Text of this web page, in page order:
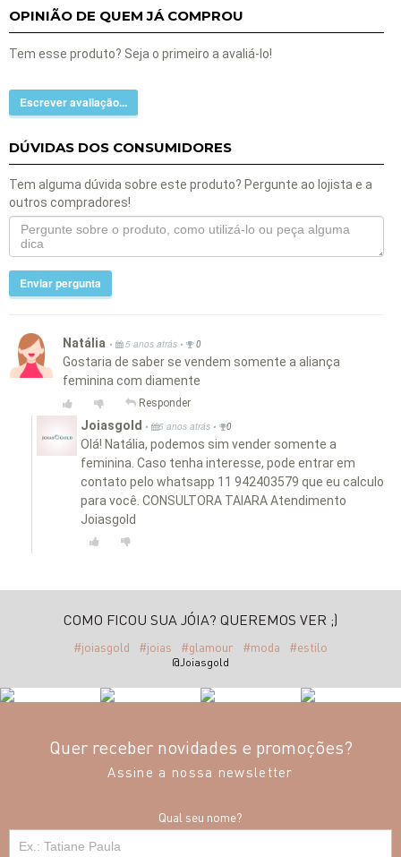
OPINIÃO DE QUEM JÁ COMPROU
Tem esse produto? Seja o primeiro a avaliá-lo!
Escrever avaliação...
DÚVIDAS DOS CONSUMIDORES
Tem alguma dúvida sobre este produto? Pergunte ao lojista e a
outros compradores!
Enviar pergunta
Natália • 5 anos atrás • 0
Gostaria de saber se vendem somente a aliança
feminina com diamente
Responder
Joiasgold • 5 anos atrás • 0
Olá! Natália, podemos sim vender somente a
feminina. Caso tenha interesse, pode entrar em
contato pelo whatsapp 11 942403579 que eu calculo
para você. CONSULTORA TAIARA Atendimento
Joiasgold
COMO FICOU SUA JÓIA? QUEREMOS VER ;)
#joiasgold #joias #glamour #moda #estilo
@Joiasgold
Quer receber novidades e promoções?
Assine a nossa newsletter
Qual seu nome?